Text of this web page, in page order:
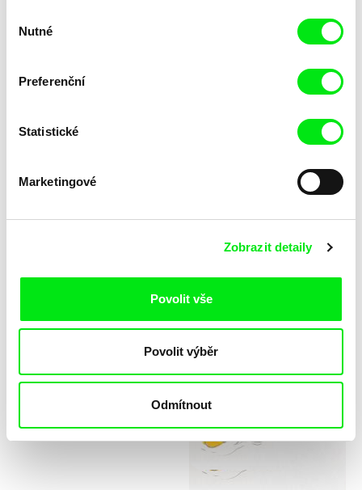
souhlasu
Nutné
Preferenční
Statistické
Marketingové
Zobrazit detaily
Povolit vše
Povolit výběr
Odmítnout
KO but happy